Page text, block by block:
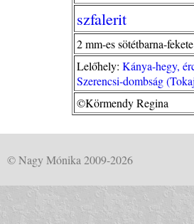
szfalerit
2 mm-es sötétbarna-
Lelőhely: Kánya-hegy,
Szerencsi-dombság
©Körmendy Regina
© Nagy Mónika 2009-2026